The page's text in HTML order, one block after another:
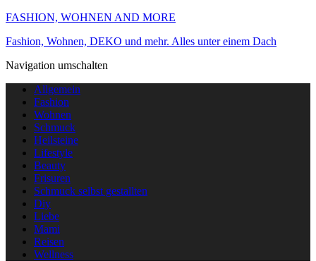
FASHION, WOHNEN AND MORE
Fashion, Wohnen, DEKO und mehr. Alles unter einem Dach
Navigation umschalten
Allgemein
Fashion
Wohnen
Schmuck
Heilsteine
Lifestyle
Beauty
Frisuren
Schmuck selbst gestallten
Diy
Liebe
Mami
Reisen
Wellness